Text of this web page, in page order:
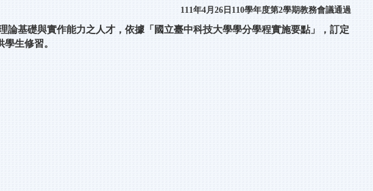
111年4月26日110學年度第2學期教務會議通過
基礎與實作能力之人才，依據「國立臺中科技大學學分學程實施要點」， 訂定
生修習。